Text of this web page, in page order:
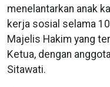
menelantarkan anak
kerja sosial selama
Majelis Hakim yang
Ketua, dengan
Sitawati.